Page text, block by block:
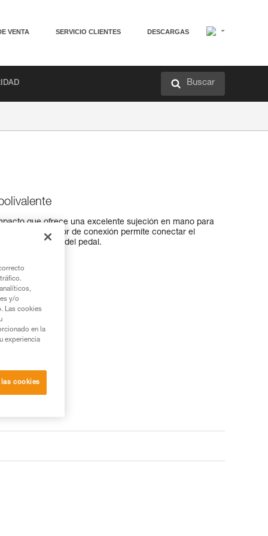
VENTA SERVICIO CLIENTES DESCARGAS
Buscar
que ofrece una excelente sujeción en mano para
orificio inferior de conexión permite conectar el
así como el del pedal.
y/o
Las cookies
en la
experiencia
cookies